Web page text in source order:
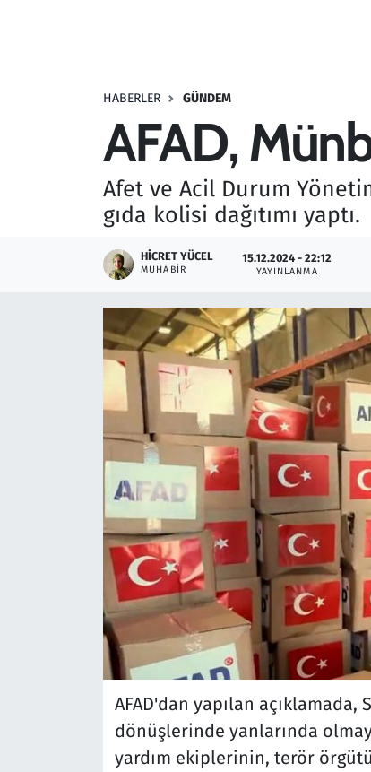
HABERLER GÜNDEM
AFAD,
Afet ve Acil Durum
gıda kolisi dağıtımı yaptı.
HICRET YÜCEL
MUHABIR
15.12.2024 - 22:12
YAYINLANMA
AFAD'dan yapılan
dönüşlerinde yanlarında
yardım ekiplerinin, terör
Savunma Sanayi
Seçim 2023
Teknoloji ve Bilim
Televizyon